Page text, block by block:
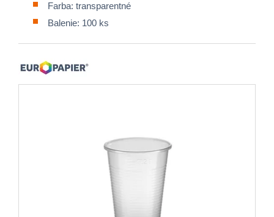
Farba: transparentné
Balenie: 100 ks